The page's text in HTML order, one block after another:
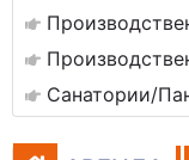
Санатории/